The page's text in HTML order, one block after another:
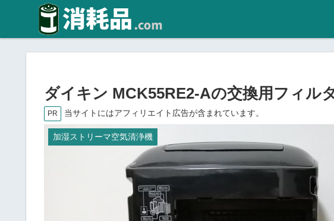
ダイキン MCK55RE2-Aの交換用フィル
PR 当サイトにはアフィリエイト広告が含まれています。
加湿ストリーマ空気清浄機